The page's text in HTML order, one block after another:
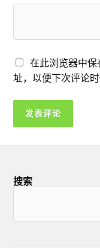
在此浏览器中
址，以便下次评论时
搜索